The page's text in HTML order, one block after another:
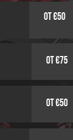
от €75
от €50
от €50